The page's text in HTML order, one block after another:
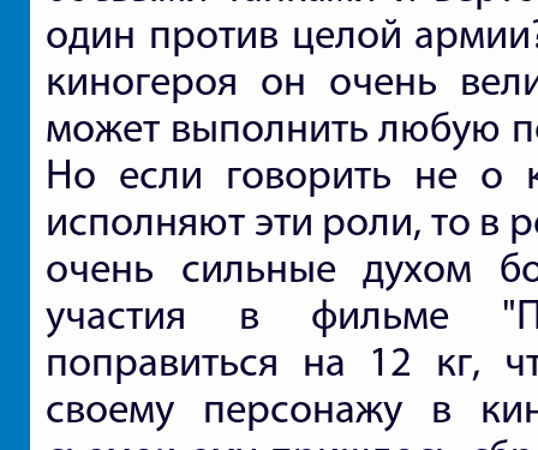
один против целой
киногероя он очень
может выполнить любую
Но если говорить не о
исполняют эти роли, то в
очень сильные духом
участия в фильме
поправиться на 12 кг,
своему персонажу в